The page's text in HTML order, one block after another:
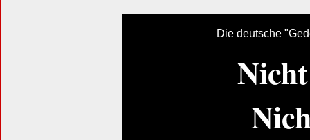
Die deutsche